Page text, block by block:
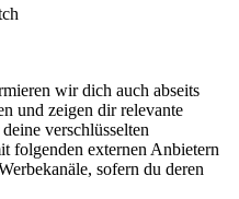
wir dich auch abseits
und zeigen dir relevante
verschlüsselten
folgenden externen Anbietern
sofern du deren